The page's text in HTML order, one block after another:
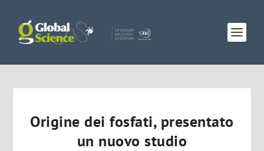
Origine dei fosfati, presentato
un nuovo studio